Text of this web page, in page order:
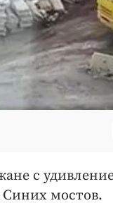
с
мостов.